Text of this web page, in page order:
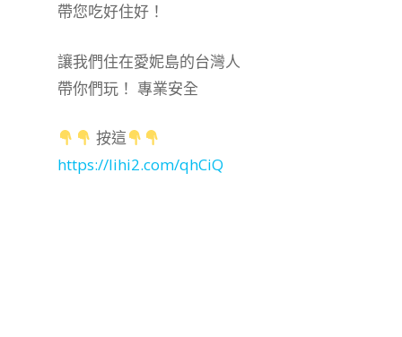
帶您吃好住好！
讓我們住在愛妮島的台灣人
帶你們玩！ 專業安全
按這
https://lihi2.com/qhCiQ